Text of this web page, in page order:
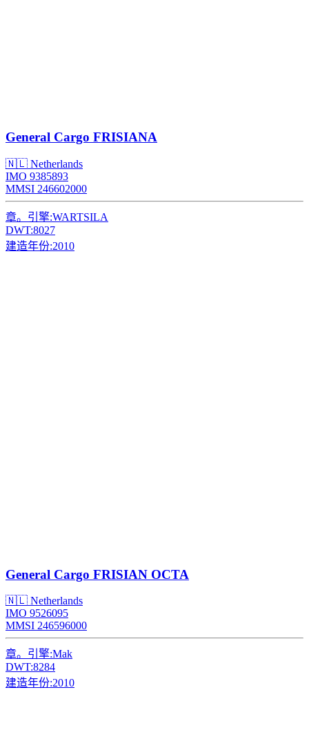
General Cargo FRISIANA
🇳🇱 Netherlands
IMO 9385893
MMSI 246602000
章。引擎:WARTSILA
DWT:8027
建造年份:2010
General Cargo FRISIAN OCTA
🇳🇱 Netherlands
IMO 9526095
MMSI 246596000
章。引擎:Mak
DWT:8284
建造年份:2010